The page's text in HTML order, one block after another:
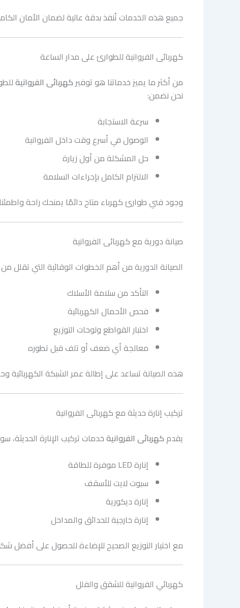
جميع هذه الخدمات تُنفذ بدقة عالية لضمان الأمان
كهربائى الفروانية للطوارئ على مدار الساعة
من أكثر ما يميز خدماتنا هو توفير كهربائى الفروانيةللطوارئ 24 ساعة. فالأعطال
نحن نضمن:
سرعة الاستجابة
الوصول في أسرع وقت داخل الفروانية
حل المشكلة من أول زيارة
الالتزام الكامل بإجراءات السلامة
وجود فني طوارئ كهرباء متاح دائمًا يمنحك راحة
صيانة دورية مع كهربائى الفروانية
الصيانة الدورية من أهم الخطوات الوقائية التي تقلل
التأكد من سلامة الأسلاك
فحص الأحمال الكهربائية
اختبار القواطع ولوحات التوزيع
معالجة أي ضعف أو تلف قبل تطوره
هذه الصيانة تساعد على إطالة عمر الشبكة الكهربائية
تركيب إنارة حديثة مع كهربائى الفروانية
يقدم كهربائى الفروانيةخدمات تركيب الإنارة الحديثة،
إنارة LED موفرة للطاقة
سبوت لايت للأسقف
إنارة ديكورية
إنارة خارجية للحدائق والمداخل
مع اختيار التوزيع الصحيح للإضاءة للحصول على أفضل
كهربائي الفروانية للشقق والفلل